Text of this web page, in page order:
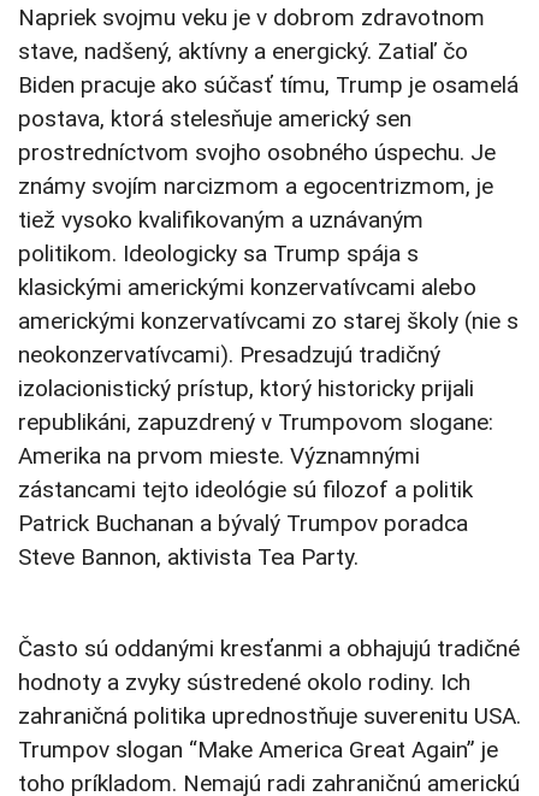
Napriek svojmu veku je v dobrom zdravotnom
stave, nadšený, aktívny a energický. Zatiaľ čo
Biden pracuje ako súčasť tímu, Trump je osamelá
postava, ktorá stelesňuje americký sen
prostredníctvom svojho osobného úspechu. Je
známy svojím narcizmom a egocentrizmom, je
tiež vysoko kvalifikovaným a uznávaným
politikom. Ideologicky sa Trump spája s
klasickými americkými konzervatívcami alebo
americkými konzervatívcami zo starej školy (nie s
neokonzervatívcami). Presadzujú tradičný
izolacionistický prístup, ktorý historicky prijali
republikáni, zapuzdrený v Trumpovom slogane:
Amerika na prvom mieste. Významnými
zástancami tejto ideológie sú filozof a politik
Patrick Buchanan a bývalý Trumpov poradca
Steve Bannon, aktivista Tea Party.
Často sú oddanými kresťanmi a obhajujú tradičné
hodnoty a zvyky sústredené okolo rodiny. Ich
zahraničná politika uprednostňuje suverenitu USA.
Trumpov slogan “Make America Great Again” je
toho príkladom. Nemajú radi zahraničnú americkú